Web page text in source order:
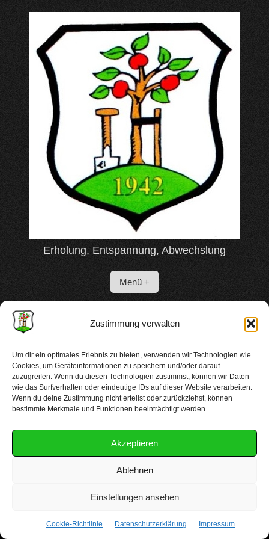
Zustimmung verwalten
Um dir ein optimales Erlebnis zu bieten, verwenden wir Technologien wie
Cookies, um Geräteinformationen zu speichern und/oder darauf
zuzugreifen. Wenn du diesen Technologien zustimmst, können wir Daten
wie das Surfverhalten oder eindeutige IDs auf dieser Website verarbeiten.
Wenn du deine Zustimmung nicht erteilst oder zurückziehst, können
bestimmte Merkmale und Funktionen beeinträchtigt werden.
Akzeptieren
Ablehnen
Einstellungen ansehen
Cookie-Richtlinie Datenschutzerklärung Impressum
content
Erholung, Entspannung, Abwechslung
Menü +
Gemeinschaftsarbeit
Renovierung